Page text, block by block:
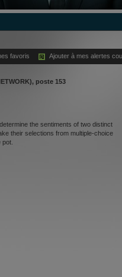
favoris Ajouter à mes alertes
poste 153
the sentiments of two distinct
their selections from multiple-choice